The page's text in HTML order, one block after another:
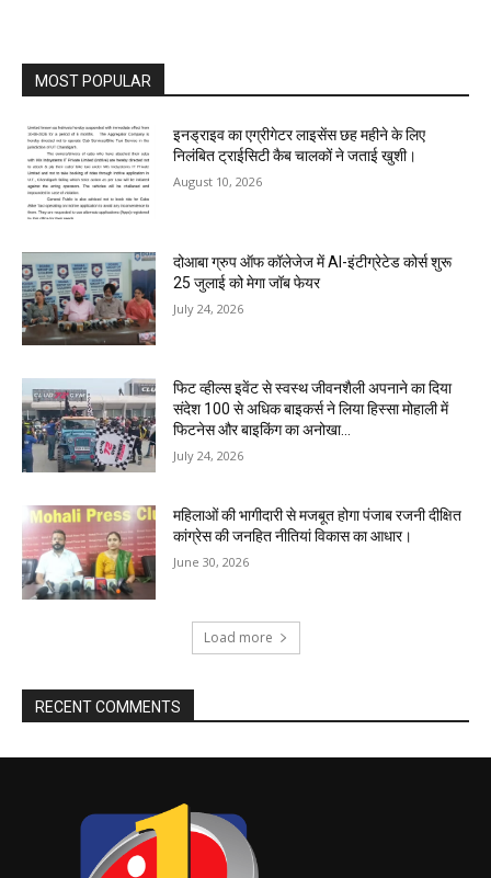
MOST POPULAR
इनड्राइव का एग्रीगेटर लाइसेंस छह महीने के लिए
निलंबित ट्राईसिटी कैब चालकों ने जताई खुशी।
August 10, 2026
दोआबा ग्रुप ऑफ कॉलेजेज में AI-इंटीग्रेटेड कोर्स शुरू
25 जुलाई को मेगा जॉब फेयर
July 24, 2026
फिट व्हील्स इवेंट से स्वस्थ जीवनशैली अपनाने का दिया
संदेश 100 से अधिक बाइकर्स ने लिया हिस्सा मोहाली में
फिटनेस और बाइकिंग का अनोखा...
July 24, 2026
महिलाओं की भागीदारी से मजबूत होगा पंजाब रजनी दीक्षित
कांग्रेस की जनहित नीतियां विकास का आधार।
June 30, 2026
Load more
RECENT COMMENTS